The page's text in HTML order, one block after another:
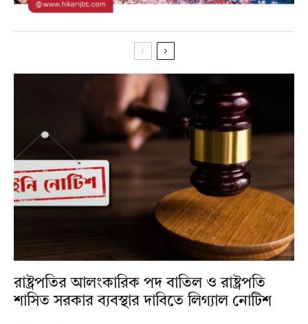
রাষ্ট্রপতির আলংকারিক পদ বাতিল ও রাষ্ট্রপতি
শাসিত সরকার ব্যবস্থার দাবিতে লিগ্যাল নোটিশ